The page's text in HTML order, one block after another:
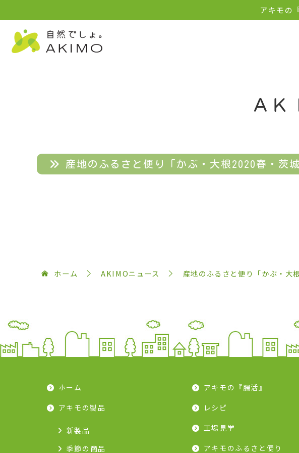
アキモの
ＡＫ
産地のふるさと便り「かぶ・大根2020春・茨
ホーム AKIMOニュース 産地のふるさと便り「かぶ・大
ホーム
アキモの製品
新製品
季節の商品
アキモの『腸活』
レシピ
工場見学
アキモのふるさと便り